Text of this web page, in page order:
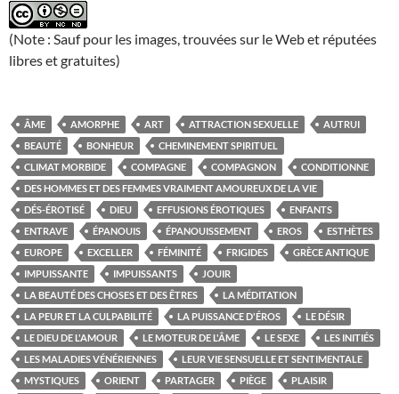
(Note : Sauf pour les images, trouvées sur le Web et réputées
libres et gratuites)
ÂME AMORPHE ART ATTRACTION SEXUELLE
AUTRUI
BEAUTÉ
BONHEUR
CHEMINEMENT SPIRITUEL
CLIMAT MORBIDE
COMPAGNE COMPAGNON
CONDITIONNE
DES HOMMES ET DES FEMMES VRAIMENT AMOUREUX DE LA VIE
DÉS-ÉROTISÉ
DIEU EFFUSIONS ÉROTIQUES
ENFANTS
ENTRAVE
ÉPANOUIS ÉPANOUISSEMENT EROS
ESTHÈTES
EUROPE
EXCELLER FÉMINITÉ FRIGIDES
GRÈCE ANTIQUE
IMPUISSANTE
IMPUISSANTS
JOUIR
LA BEAUTÉ DES CHOSES ET DES ÊTRES
LA MÉDITATION
LA PEUR ET LA CULPABILITÉ
LA PUISSANCE D'ÉROS
LE DÉSIR
LE DIEU DE L'AMOUR
LE MOTEUR DE L'ÂME LE SEXE
LES INITIÉS
LES MALADIES VÉNÉRIENNES
LEUR VIE SENSUELLE ET SENTIMENTALE
MYSTIQUES
ORIENT PARTAGER PIÈGE
PLAISIR